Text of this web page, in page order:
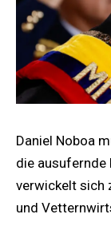
Daniel Noboa
die ausufernde
verwickelt sich
und